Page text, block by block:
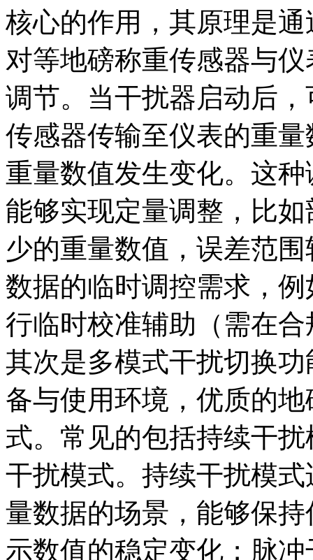
核心的作用，其原理是
对等地磅称重传感器与
调节。当干扰器启动后
传感器传输至仪表的重
重量数值发生变化。这
能够实现定量调整，比
少的重量数值，误差范
数据的临时调控需求，
行临时校准辅助（需在
其次是多模式干扰切换
备与使用环境，优质的
式。常见的包括持续干
干扰模式。持续干扰模
量数据的场景，能够保
示数值的稳定变化；脉